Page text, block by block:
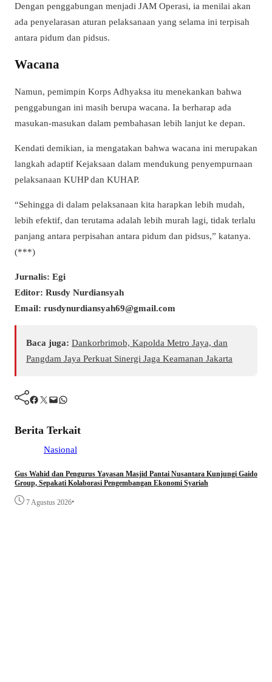
Dengan penggabungan menjadi JAM Operasi, ia menilai akan
ada penyelarasan aturan pelaksanaan yang selama ini terpisah
antara pidum dan pidsus.
Wacana
Namun, pemimpin Korps Adhyaksa itu menekankan bahwa
penggabungan ini masih berupa wacana. Ia berharap ada
masukan-masukan dalam pembahasan lebih lanjut ke depan.
Kendati demikian, ia mengatakan bahwa wacana ini merupakan
langkah adaptif Kejaksaan dalam mendukung penyempurnaan
pelaksanaan KUHP dan KUHAP.
“Sehingga di dalam pelaksanaan kita harapkan lebih mudah,
lebih efektif, dan terutama adalah lebih murah lagi, tidak terlalu
panjang antara perpisahan antara pidum dan pidsus,” katanya.
(***)
Jurnalis: Egi
Editor: Rusdy Nurdiansyah
Email: rusdynurdiansyah69@gmail.com
Baca juga: Dankorbrimob, Kapolda Metro Jaya, dan
Pangdam Jaya Perkuat Sinergi Jaga Keamanan Jakarta
Facebook Twitter Mail WhatsApp
Berita Terkait
Nasional
Gus Wahid dan Pengurus Yayasan Masjid Pantai Nusantara Kunjungi Gaido
Group, Sepakati Kolaborasi Pengembangan Ekonomi Syariah
7 Agustus 2026•